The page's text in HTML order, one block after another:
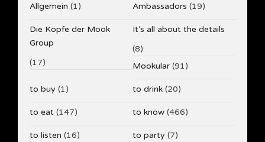
Allgemein (1) Ambassadors (19)
Die Köpfe der Mook
Group
(17)
It’s all about the details
(8)
Mookular (91)
to buy (1) to drink (20)
to eat (147) to know (466)
to listen (16) to party (7)